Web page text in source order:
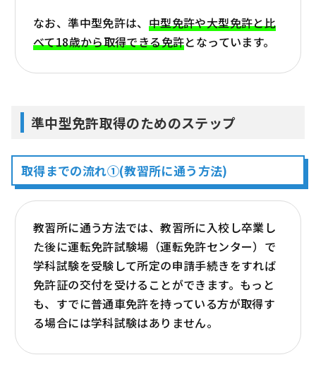
なお、準中型免許は、 中型免許や大型免許と比
べて18歳から取得できる免許となっています。
準中型免許取得のためのステップ
取得までの流れ①(教習所に通う方法)
教習所に通う方法では、教習所に入校し卒業し
た後に運転免許試験場（運転免許センター）で
学科試験を受験して所定の申請手続きをすれば
免許証の交付を受けることができます。もっと
も、すでに普通車免許を持っている方が取得す
る場合には学科試験はありません。